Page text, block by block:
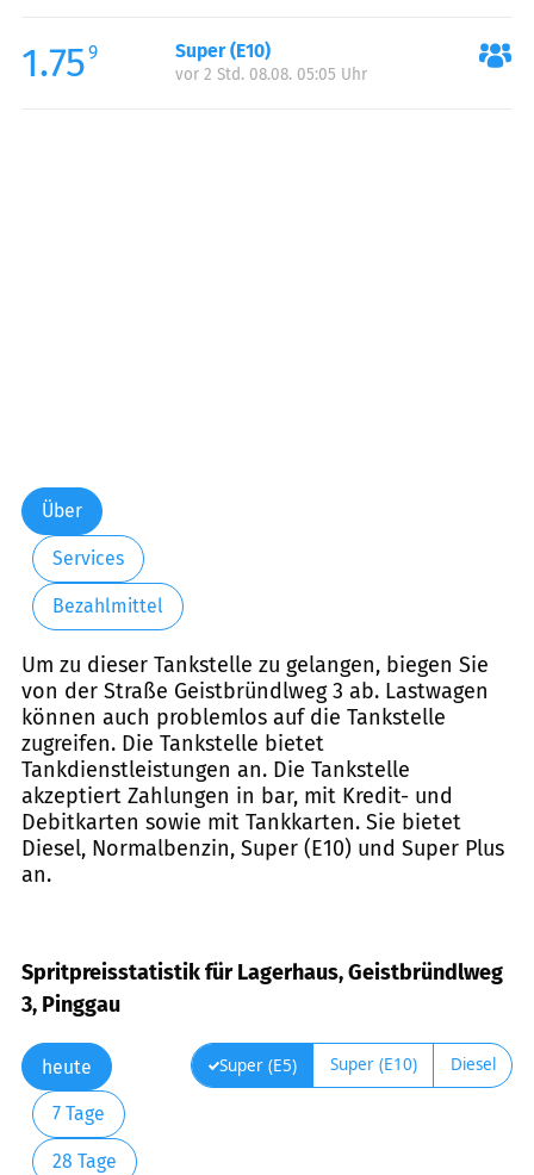
Samstag:
00:00-24:00
Sonntag:
1.759 Super (E10)
vor 2 Std. 08.08. 05:05 Uhr
Über
Services
Bezahlmittel
Um zu dieser Tankstelle zu gelangen, biegen Sie
von der Straße Geistbründlweg 3 ab. Lastwagen
können auch problemlos auf die Tankstelle
zugreifen. Die Tankstelle bietet
Tankdienstleistungen an. Die Tankstelle
akzeptiert Zahlungen in bar, mit Kredit- und
Debitkarten sowie mit Tankkarten. Sie bietet
Diesel, Normalbenzin, Super (E10) und Super Plus
an.
Spritpreisstatistik für Lagerhaus, Geistbründlweg
3, Pinggau
heute
7 Tage
28 Tage
Super (E5) Super (E10) Diesel